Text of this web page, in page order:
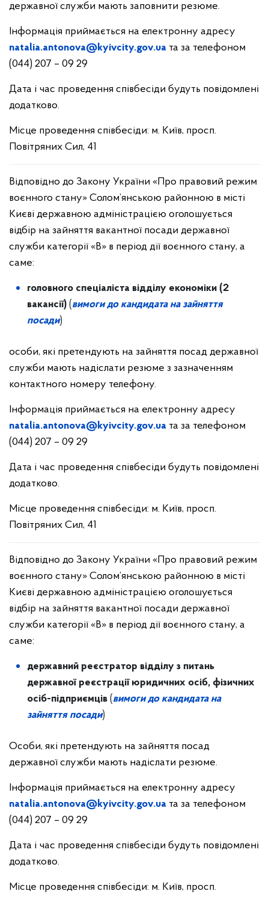
державної служби мають заповнити резюме.
Інформація приймається на електронну адресу
natalia.antonova@kyivcity.gov.ua та за телефоном
(044) 207 – 09 29
Дата і час проведення співбесіди будуть повідомлені
додатково.
Місце проведення співбесіди: м. Київ, просп.
Повітряних Сил, 41
Відповідно до Закону України «Про правовий режим
воєнного стану» Солом’янською районною в місті
Києві державною адміністрацією оголошується
відбір на зайняття вакантної посади державної
служби категорії «В» в період дії воєнного стану, а
саме:
головного спеціаліста відділу економіки (2
вакансії) (вимоги до кандидата на зайняття
посади)
особи, які претендують на зайняття посад державної
служби мають надіслати резюме з зазначенням
контактного номеру телефону.
Інформація приймається на електронну адресу
natalia.antonova@kyivcity.gov.ua та за телефоном
(044) 207 – 09 29
Дата і час проведення співбесіди будуть повідомлені
додатково.
Місце проведення співбесіди: м. Київ, просп.
Повітряних Сил, 41
Відповідно до Закону України «Про правовий режим
воєнного стану» Солом’янською районною в місті
Києві державною адміністрацією оголошується
відбір на зайняття вакантної посади державної
служби категорії «В» в період дії воєнного стану, а
саме:
державний реєстратор відділу з питань
державної реєстрації юридичних осіб, фізичних
осіб-підприємців (вимоги до кандидата на
зайняття посади)
Особи, які претендують на зайняття посад
державної служби мають надіслати резюме.
Інформація приймається на електронну адресу
natalia.antonova@kyivcity.gov.ua та за телефоном
(044) 207 – 09 29
Дата і час проведення співбесіди будуть повідомлені
додатково.
Місце проведення співбесіди: м. Київ, просп.